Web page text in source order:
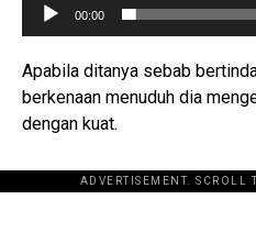
00:00
Apabila ditanya sebab
berkenaan menuduh dia
dengan kuat.
ADVERTISEMENT. SCROLL